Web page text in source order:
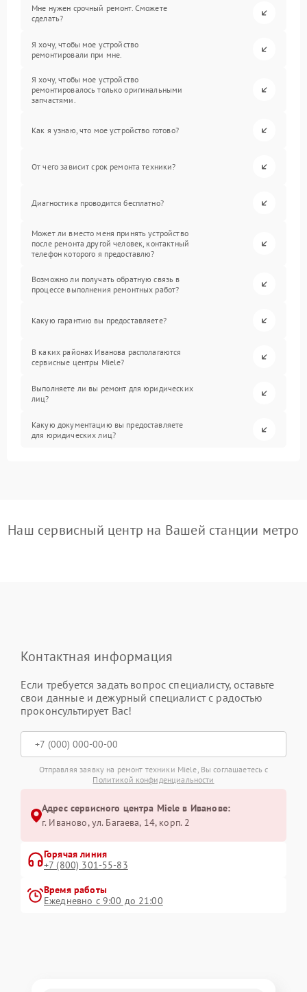
Мне нужен срочный ремонт. Сможете
сделать?
Я хочу, чтобы мое устройство
ремонтировали при мне.
Я хочу, чтобы мое устройство
ремонтировалось только оригинальными
запчастями.
Как я узнаю, что мое устройство готово?
От чего зависит срок ремонта техники?
Диагностика проводится бесплатно?
Может ли вместо меня принять устройство
после ремонта другой человек, контактный
телефон которого я предоставлю?
Возможно ли получать обратную связь в
процессе выполнения ремонтных работ?
Какую гарантию вы предоставляете?
В каких районах Иванова располагаются
сервисные центры Miele?
Выполняете ли вы ремонт для юридических
лиц?
Какую документацию вы предоставляете
для юридических лиц?
Наш сервисный центр на Вашей станции метро
Контактная информация
Если требуется задать вопрос специалисту, оставьте
свои данные и дежурный специалист с радостью
проконсультирует Вас!
Отправляя заявку на ремонт техники Miele, Вы соглашаетесь с
Политикой конфиденциальности
Адрес сервисного центра Miele в Иванове:
г. Иваново, ул. Багаева, 14, корп. 2
Горячая линия
+7 (800) 301-55-83
Время работы
Ежедневно с 9:00 до 21:00